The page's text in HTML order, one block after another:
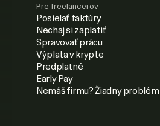
Pre freelancerov
Posielať faktúry
Nechaj si zaplatiť
Spravovať prácu
Výplata v krypte
Predplatné
Early Pay
Nemáš firmu? Žiadny problém